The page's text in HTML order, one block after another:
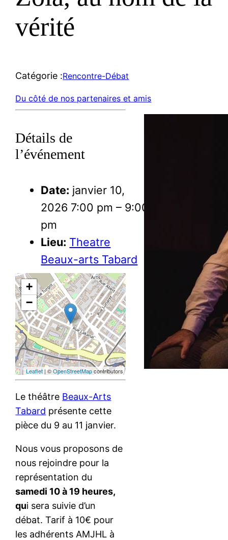
vérité
Catégorie :Rencontre-Débat
Du côté de nos partenaires et amis
Détails de
l’événement
Date: janvier 10,
2026 7:00 pm – 9:00
pm
Lieu: Theatre
Beaux-arts Tabard
+
−
Leaflet | ©OpenStreetMapcontributors
Le théâtre Beaux-Arts
Tabard présente cette
pièce du 9 au 11 janvier.
Nous vous proposons de
nous rejoindre pour la
représentation du
samedi 10 à 19 heures,
qui sera suivie d’un
débat. Tarif à 10€ pour
les adhérents AMJHL à